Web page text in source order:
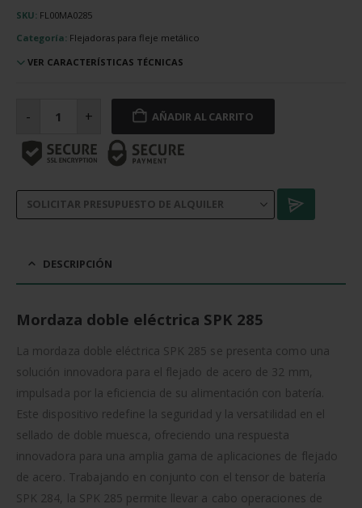
SKU: FL00MA0285
Categoría: Flejadoras para fleje metálico
VER CARACTERÍSTICAS TÉCNICAS
- doble
eléctrica
285
cantidad
+ AÑADIR AL CARRITO
DESCRIPCIÓN
Mordaza doble eléctrica SPK 285
La mordaza doble eléctrica SPK 285 se presenta como una
solución innovadora para el flejado de acero de 32 mm,
impulsada por la eficiencia de su alimentación con batería.
Este dispositivo redefine la seguridad y la versatilidad en el
sellado de doble muesca, ofreciendo una respuesta
innovadora para una amplia gama de aplicaciones de flejado
de acero. Trabajando en conjunto con el tensor de batería
SPK 284, la SPK 285 permite llevar a cabo operaciones de